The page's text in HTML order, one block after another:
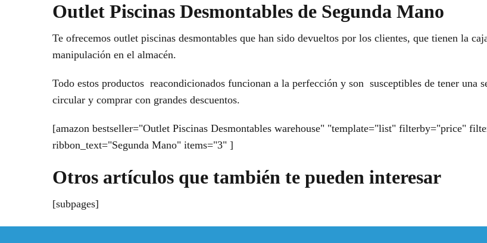
Outlet Piscinas Desmontables de Segunda Mano
Te ofrecemos outlet piscinas desmontables que han sido devueltos por los clientes, que tienen la
manipulación en el almacén.
Todo estos productos reacondicionados funcionan a la perfección y son susceptibles de tener una
circular y comprar con grandes descuentos.
[amazon bestseller="Outlet Piscinas Desmontables warehouse" "template="list" filterby="price"
ribbon_text="Segunda Mano" items="3" ]
Otros artículos que también te pueden interesar
[subpages]